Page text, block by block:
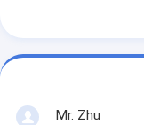
Mr. Zhu